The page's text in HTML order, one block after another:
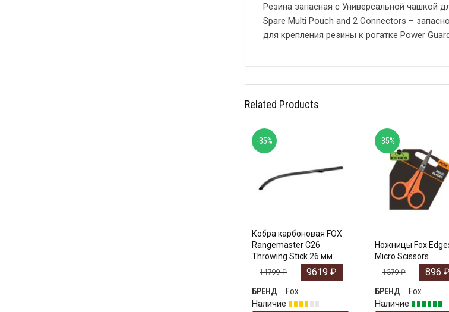
Резина запасная с Универсальной чашкой
Spare Multi Pouch and 2 Connectors –
для крепления резины к рогатке Power
Related Products
Кобра карбоновая FOX
Rangemaster C26
Throwing Stick 26 мм.
14799₽ 9619 ₽
БРЕНД
Fox
Наличие
-35%
Ножницы Fox
Micro Scissors
1379₽ 896 ₽
БРЕНД
Fox
Наличие
-35%